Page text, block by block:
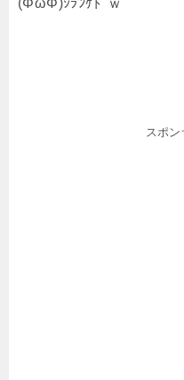
スポ